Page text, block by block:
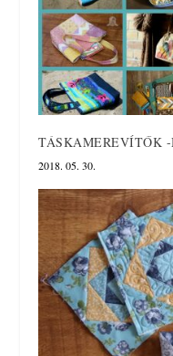
TÁSKAMEREVÍTŐK
2018. 05. 30.